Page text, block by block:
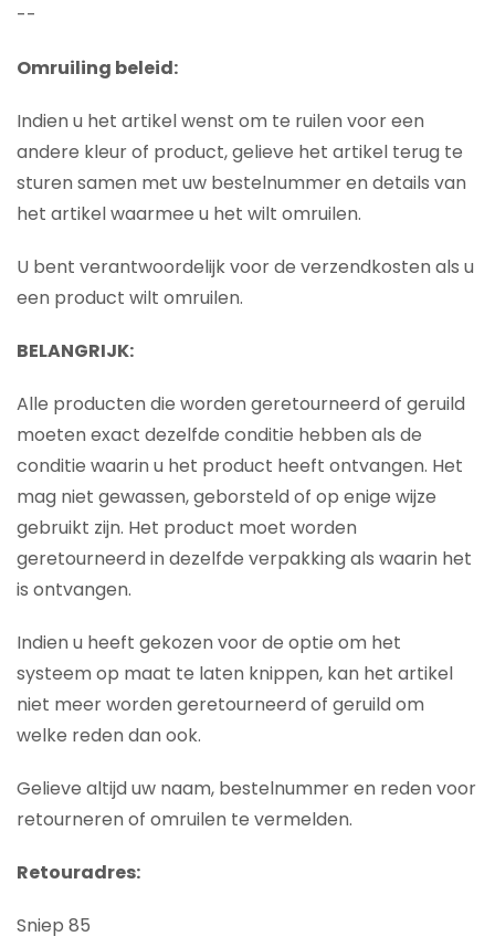
--
Omruiling beleid:
Indien u het artikel wenst om te ruilen voor een
andere kleur of product, gelieve het artikel terug te
sturen samen met uw bestelnummer en details van
het artikel waarmee u het wilt omruilen.
U bent verantwoordelijk voor de verzendkosten als u
een product wilt omruilen.
BELANGRIJK:
Alle producten die worden geretourneerd of geruild
moeten exact dezelfde conditie hebben als de
conditie waarin u het product heeft ontvangen. Het
mag niet gewassen, geborsteld of op enige wijze
gebruikt zijn. Het product moet worden
geretourneerd in dezelfde verpakking als waarin het
is ontvangen.
Indien u heeft gekozen voor de optie om het
systeem op maat te laten knippen, kan het artikel
niet meer worden geretourneerd of geruild om
welke reden dan ook.
Gelieve altijd uw naam, bestelnummer en reden voor
retourneren of omruilen te vermelden.
Retouradres:
Sniep 85